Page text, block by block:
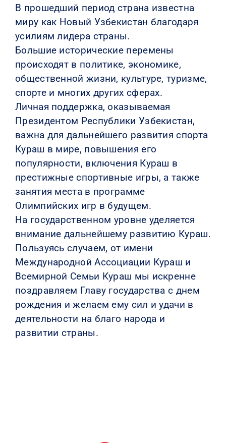
В прошедший период страна известна
миру как Новый Узбекистан благодаря
усилиям лидера страны.
Большие исторические перемены
происходят в политике, экономике,
общественной жизни, культуре, туризме,
спорте и многих других сферах.
Личная поддержка, оказываемая
Президентом Республики Узбекистан,
важна для дальнейшего развития спорта
Кураш в мире, повышения его
популярности, включения Кураш в
престижные спортивные игры, а также
занятия места в программе
Олимпийских игр в будущем.
На государственном уровне уделяется
внимание дальнейшему развитию Кураш.
Пользуясь случаем, от имени
Международной Ассоциации Кураш и
Всемирной Семьи Кураш мы искренне
поздравляем Главу государства с днем ​​
рождения и желаем ему сил и удачи в
деятельности на благо народа и
развитии страны.